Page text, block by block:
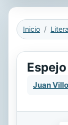
Inicio
Juan